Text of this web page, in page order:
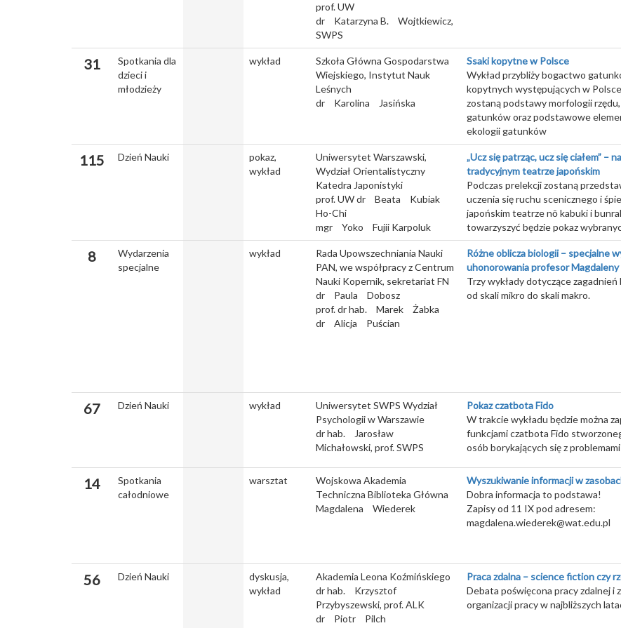
prof. UW
dr
Katarzyna B.
Wojtkiewicz,
SWPS
31
Spotkania dla
dzieci i
młodzieży
wykład
Szkoła Główna Gospodarstwa
Wiejskiego, Instytut Nauk
Leśnych
dr
Karolina Jasińska
Ssaki kopytne w Polsce
Wykład przybliży bogactwo
kopytnych występujących w
zostaną podstawy morfologii
gatunków oraz podstawowe
ekologii gatunków
115 Dzień Nauki
pokaz,
wykład
Uniwersytet Warszawski,
Wydział Orientalistyczny
Katedra Japonistyki
prof. UW dr
Beata
Kubiak
Ho-Chi
mgr
Yoko Fujii Karpoluk
„Ucz się patrząc, ucz się ciałem” –
tradycyjnym teatrze japońskim
Podczas prelekcji zostaną
uczenia się ruchu scenicznego i
japońskim teatrze nō kabuki i
towarzyszyć będzie pokaz
8
Wydarzenia
specjalne
wykład
Rada Upowszechniania Nauki
PAN, we współpracy z Centrum
Nauki Kopernik, sekretariat FN
dr
Paula
Dobosz
prof. dr hab.
Marek
Żabka
dr
Alicja Puścian
Różne oblicza biologii – specjalne
uhonorowania profesor Magdaleny
Trzy wykłady dotyczące
od skali mikro do skali makro.
67 Dzień Nauki wykład
Uniwersytet SWPS Wydział
Psychologii w Warszawie
dr hab.
Jarosław
Michałowski, prof. SWPS
Pokaz czatbota Fido
W trakcie wykładu będzie można
funkcjami czatbota Fido
osób borykających się z
14
Spotkania
całodniowe
warsztat
Wojskowa Akademia
Techniczna Biblioteka Główna
Magdalena
Wiederek
Wyszukiwanie informacji w
Dobra informacja to podstawa!
Zapisy od 11 IX pod adresem:
magdalena.wiederek@wat.edu.pl
56 Dzień Nauki
dyskusja,
wykład
Akademia Leona Koźmińskiego
dr hab.
Krzysztof
Przybyszewski, prof. ALK
dr
Piotr Pilch
Praca zdalna – science fiction czy
Debata poświęcona pracy zdalnej i
organizacji pracy w najbliższych